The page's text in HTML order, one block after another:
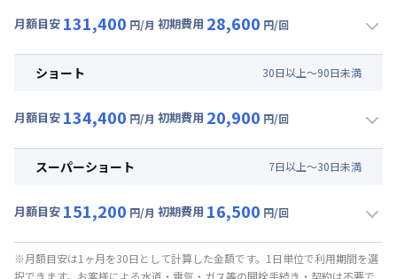
光熱費他 : 24,000円/月 (800円/日) (税抜)
その他費用 :
初期費用
月額目安 131,400 円/月 初期費用 28,600 円/回
月額賃料目安(30日利用)
光熱費他 : 24,000円/月 (800円/日) (税抜)
その他費用 :
初期費用
ショート 30日以上～90日未満
月額目安 134,400 円/月 初期費用 20,900 円/回
月額賃料目安(30日利用)
光熱費他 : 24,000円/月 (800円/日) (税抜)
その他費用 :
スーパーショート 7日以上～30日未満
月額目安 151,200 円/月 初期費用 16,500 円/回
月額賃料目安(30日利用)
※月額目安は1ヶ月を30日として計算した金額です。1日単位で利用期間を選
択できます。お客様による水道・電気・ガス等の開栓手続き・契約は不要で